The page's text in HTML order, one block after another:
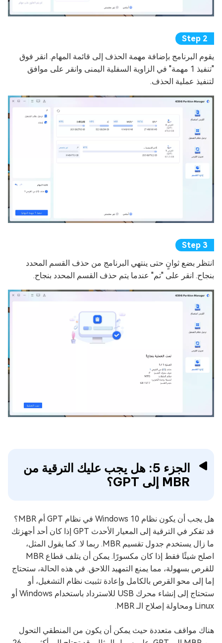
يقوم البرنامج بإضافة مهمة الحذف إلى قائمة المهام. انقر فوق
"تنفيذ 1 مهمة" في الزاوية السفلية اليمنى وانقر على موافق
لتنفيذ عملية الحذف.
انتظر بضع ثوانٍ حتى ينتهي البرنامج من حذف القسم المحدد
بنجاح. انقر على "تم" عندما يتم حذف القسم المحدد بنجاح.
الجزء 5: هل يجب عليك الترقية من
MBR إلى GPT؟
هل يجب أن يكون نظام Windows 10 في نظام GPT أم MBR؟
قد تفكر في الترقية إلى المعيار الأحدث GPT إذا كان أحد أجهزتك
ما زال يستخدم جدول تقسيم MBR. ربما لا. كما يقول المثل،
اصلح شيئًا فقط إذا كان مكسورًا. يمكن أن يتلف قطاع MBR
للقرص بسهولة، مما يمنع التمهيد اللاحق. في هذه الحالة، ستحتاج
إما إلى محو القرص بالكامل وإعادة تثبيت نظام التشغيل، أو
ستحتاج إلى إنشاء محرك USB للاسترداد باستخدام Windows أو
Linux ومحاولة إصلاح الـ MBR.
هناك مواقف متعددة حيث يمكن أن يكون من المنطقي التحول